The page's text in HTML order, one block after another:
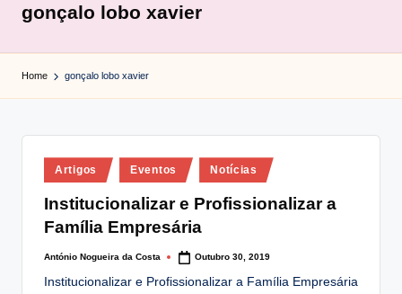
c
o
n
u
gonçalo lobo xavier
Home gonçalo lobo xavier
Posted
in
Artigos Eventos Notícias
Institucionalizar e Profissionalizar a
Família Empresária
Posted
António Nogueira da Costa Outubro 30, 2019
Institucionalizar e Profissionalizar a Família Empresária